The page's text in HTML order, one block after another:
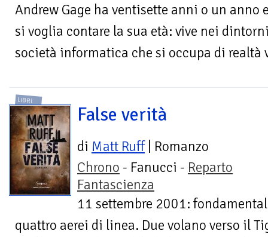
Andrew Gage ha ventisette anni o un anno
si voglia contare la sua età: vive nei
società informatica che si occupa di realtà
LIBRI
False verità
di Matt Ruff| Romanzo
Chrono - Fanucci - Reparto
Fantascienza
11 settembre 2001:
quattro aerei di linea. Due volano verso il